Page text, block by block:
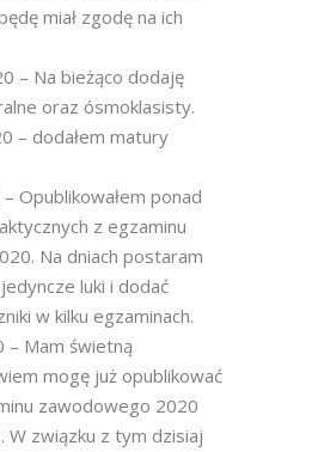
miał zgodę na ich
– Na bieżąco dodaję
oraz ósmoklasisty.
– dodałem matury
Opublikowałem ponad
z egzaminu
Na dniach postaram
luki i dodać
w kilku egzaminach.
Mam świetną
mogę już opublikować
zawodowego 2020
W związku z tym dzisiaj